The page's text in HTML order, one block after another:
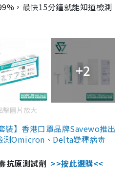
，最快15分鐘就能知道檢測
+2
擊圖片放大
裝】香港口罩品牌Savewo推出
測Omicron、Delta變種病毒
抗原測試劑 >>按此選購<<